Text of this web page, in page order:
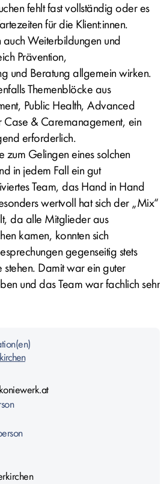
fehlt fast vollständig oder es
für die Klient:innen.
auch Weiterbildungen und
Prävention,
und Beratung allgemein wirken.
Themenblöcke aus
Public Health, Advanced
Case & Caremanagement, ein
erforderlich.
zum Gelingen eines solchen
in jedem Fall ein gut
Team, das Hand in Hand
wertvoll hat sich der „Mix“
da alle Mitglieder aus
kamen, konnten sich
gegenseitig stets
stehen. Damit war ein guter
und das Team war fachlich sehr